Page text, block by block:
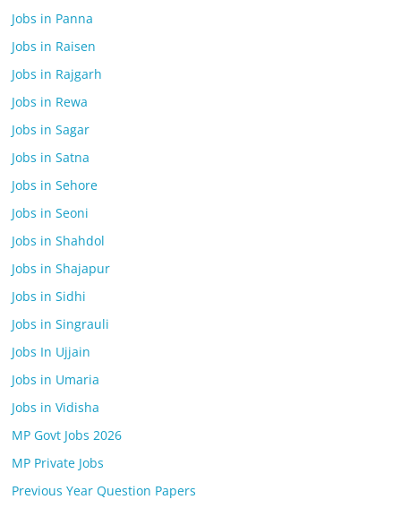
Jobs in Panna
Jobs in Raisen
Jobs in Rajgarh
Jobs in Rewa
Jobs in Sagar
Jobs in Satna
Jobs in Sehore
Jobs in Seoni
Jobs in Shahdol
Jobs in Shajapur
Jobs in Sidhi
Jobs in Singrauli
Jobs In Ujjain
Jobs in Umaria
Jobs in Vidisha
MP Govt Jobs 2026
MP Private Jobs
Previous Year Question Papers